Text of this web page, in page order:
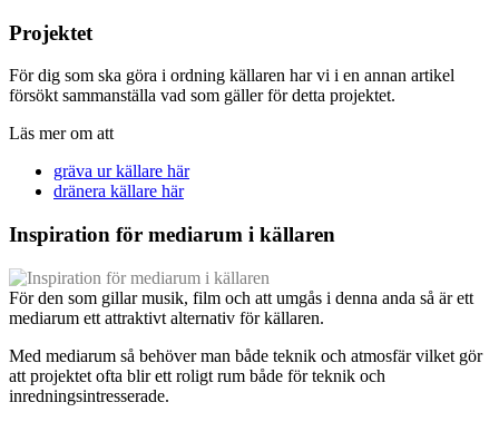
Projektet
För dig som ska göra i ordning källaren har vi i en annan artikel
försökt sammanställa vad som gäller för detta projektet.
Läs mer om att
gräva ur källare här
dränera källare här
Inspiration för mediarum i källaren
För den som gillar musik, film och att umgås i denna anda så är ett
mediarum ett attraktivt alternativ för källaren.
Med mediarum så behöver man både teknik och atmosfär vilket gör
att projektet ofta blir ett roligt rum både för teknik och
inredningsintresserade.